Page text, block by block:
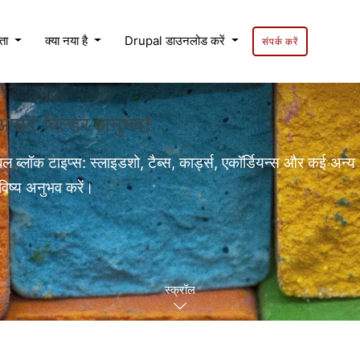
क्या नया है Drupal डाउनलोड करें संपर्क करें
बिल्डर अनुभव❗
ब्लॉक टाइप्स: स्लाइडशो, टैब्स, कार्ड्स, एकॉर्डियन्स और कई
अनुभव करें।
स्क्रॉल